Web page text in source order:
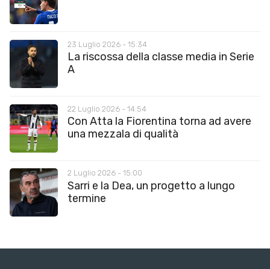
23 Luglio 2026 - 15:34
La riscossa della classe media in Serie
A
22 Luglio 2026 - 14:54
Con Atta la Fiorentina torna ad avere
una mezzala di qualità
2 Luglio 2026 - 15:00
Sarri e la Dea, un progetto a lungo
termine